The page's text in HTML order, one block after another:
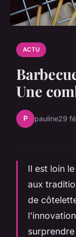
ACTU
Une
P pauline29
Il est loin
aux
de